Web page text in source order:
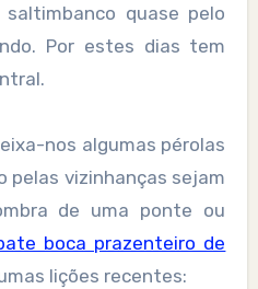
Por estes dias tem
nos algumas pérolas
pelas vizinhanças sejam
de uma ponte ou
boca prazenteiro de
lições recentes: